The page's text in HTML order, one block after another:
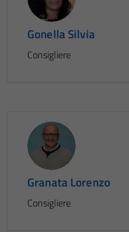
Gonella Silvia
Consigliere
Granata Lorenzo
Consigliere